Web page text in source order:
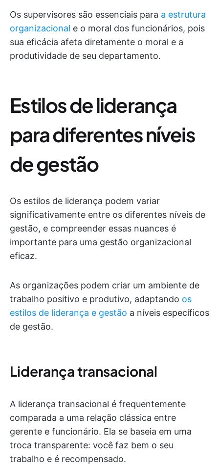
Os supervisores são essenciais para a estrutura
organizacional e o moral dos funcionários, pois
sua eficácia afeta diretamente o moral e a
produtividade de seu departamento.
Estilos de liderança
para diferentes níveis
de gestão
Os estilos de liderança podem variar
significativamente entre os diferentes níveis de
gestão, e compreender essas nuances é
importante para uma gestão organizacional
eficaz.
As organizações podem criar um ambiente de
trabalho positivo e produtivo, adaptando os
estilos de liderança e gestão a níveis específicos
de gestão.
Liderança transacional
A liderança transacional é frequentemente
comparada a uma relação clássica entre
gerente e funcionário. Ela se baseia em uma
troca transparente: você faz bem o seu
trabalho e é recompensado.